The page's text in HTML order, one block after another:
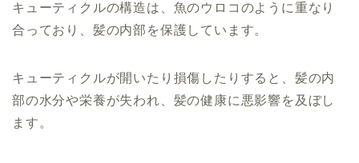
キューティクルの構造は、魚のウロコのように重なり
合っており、髪の内部を保護しています。
キューティクルが開いたり損傷したりすると、髪の内
部の水分や栄養が失われ、髪の健康に悪影響を及ぼし
ます。